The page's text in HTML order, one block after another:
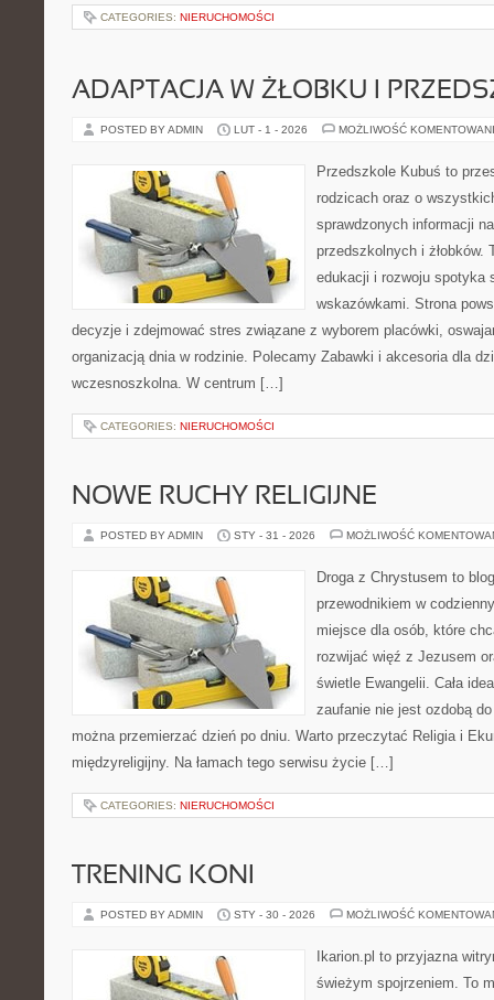
CATEGORIES: NIERUCHOMOŚCI
ADAPTACJA W ŻŁOBKU I
POSTED BY ADMIN LUT - 1 - 2026 MOŻLIWOŚĆ
Przedszkole Kubuś to
rodzicach oraz o
sprawdzonych informacji
przedszkolnych i żłobków.
edukacji i rozwoju spotyka
wskazówkami. Strona
decyzje i zdejmować stres związane z wyborem placówki,
organizacją dnia w rodzinie. Polecamy Zabawki i akcesoria dla
wczesnoszkolna. W centrum […]
CATEGORIES: NIERUCHOMOŚCI
NOWE RUCHY RELIGIJNE
POSTED BY ADMIN STY - 31 - 2026 MOŻLIWOŚĆ
Droga z Chrystusem to
przewodnikiem w
miejsce dla osób, które
rozwijać więź z Jezusem
świetle Ewangelii. Cała
zaufanie nie jest ozdobą
można przemierzać dzień po dniu. Warto przeczytać Religia i
międzyreligijny. Na łamach tego serwisu życie […]
CATEGORIES: NIERUCHOMOŚCI
TRENING KONI
POSTED BY ADMIN STY - 30 - 2026 MOŻLIWOŚĆ
Ikarion.pl to przyjazna
świeżym spojrzeniem. To